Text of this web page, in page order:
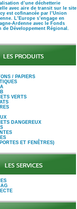
d’une déchetterie
avec aire de transit sur le site
est cofinancée par l’Union
L’Europe s’engage en
Ardenne avec le Fonds
de Développement Régional.
/ PAPIERS
VERTS
DANGEREUX
ET FENÊTRES)